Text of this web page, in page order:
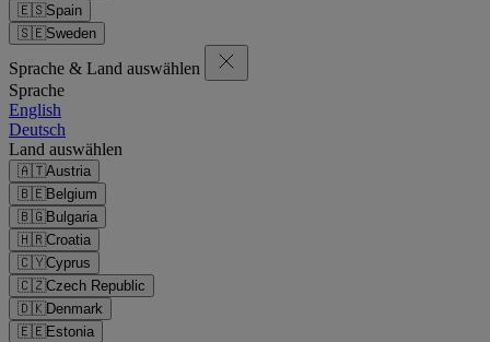
🇪🇸Spain
🇸🇪Sweden
Sprache & Land auswählen
Sprache
English
Deutsch
Land auswählen
🇦🇹Austria
🇧🇪Belgium
🇧🇬Bulgaria
🇭🇷Croatia
🇨🇾Cyprus
🇨🇿Czech Republic
🇩🇰Denmark
🇪🇪Estonia